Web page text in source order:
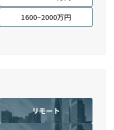
1600~2000万円
リモート